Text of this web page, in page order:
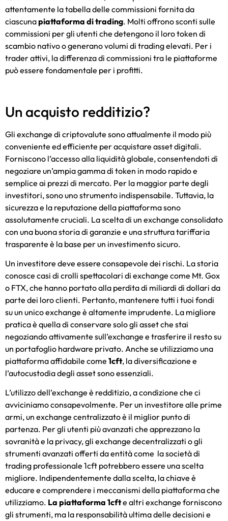
attentamente la tabella delle commissioni fornita da
ciascunapiattaforma di trading. Molti offrono sconti sulle
commissioni per gli utenti che detengono il loro token di
scambio nativo o generano volumi di trading elevati. Per i
trader attivi, la differenza di commissioni tra le piattaforme
può essere fondamentale per i profitti.
Un acquisto redditizio?
Gli exchange di criptovalute sono attualmente il modo più
conveniente ed efficiente per acquistare asset digitali.
Forniscono l’accesso alla liquidità globale, consentendoti di
negoziare un’ampia gamma di token in modo rapido e
semplice ai prezzi di mercato. Per la maggior parte degli
investitori, sono uno strumento indispensabile. Tuttavia, la
sicurezza e la reputazione della piattaforma sono
assolutamente cruciali. La scelta di un exchange consolidato
con una buona storia di garanzie e una struttura tariffaria
trasparente è la base per un investimento sicuro.
Un investitore deve essere consapevole dei rischi. La storia
conosce casi di crolli spettacolari di exchange come Mt. Gox
o FTX, che hanno portato alla perdita di miliardi di dollari da
parte dei loro clienti. Pertanto, mantenere tutti i tuoi fondi
su un unico exchange è altamente imprudente. La migliore
pratica è quella di conservare solo gli asset che stai
negoziando attivamente sull’exchange e trasferire il resto su
un portafoglio hardware privato. Anche se utilizziamo una
piattaforma affidabile come 1cft, la diversificazione e
l’autocustodia degli asset sono essenziali.
L’utilizzo dell’exchange è redditizio, a condizione che ci
avviciniamo consapevolmente. Per un investitore alle prime
armi, un exchange centralizzato è il miglior punto di
partenza. Per gli utenti più avanzati che apprezzano la
sovranità e la privacy, gli exchange decentralizzati o gli
strumenti avanzati offerti da entità come lasocietà di
trading professionale 1cft potrebbero essere una scelta
migliore. Indipendentemente dalla scelta, la chiave è
educare e comprendere i meccanismi della piattaforma che
utilizziamo. La piattaforma 1cfte altri exchange forniscono
gli strumenti, ma la responsabilità ultima delle decisioni e